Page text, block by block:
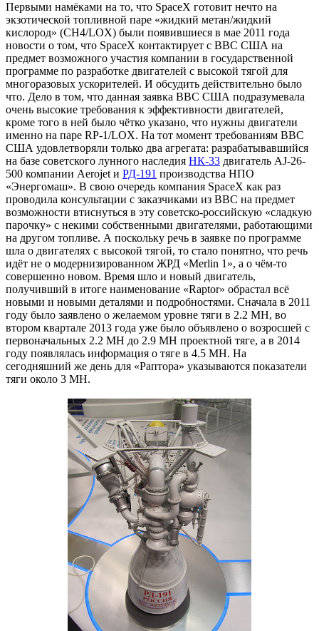
Первыми намёками на то, что SpaceX готовит нечто на
экзотической топливной паре «жидкий метан/жидкий
кислород» (CH4/LOX) были появившиеся в мае 2011 года
новости о том, что SpaceX контактирует с ВВС США на
предмет возможного участия компании в государственной
программе по разработке двигателей с высокой тягой для
многоразовых ускорителей. И обсудить действительно было
что. Дело в том, что данная заявка ВВС США подразумевала
очень высокие требования к эффективности двигателей,
кроме того в ней было чётко указано, что нужны двигатели
именно на паре RP-1/LOX. На тот момент требованиям ВВС
США удовлетворяли только два агрегата: разрабатывавшийся
на базе советского лунного наследия НК-33 двигатель AJ-26-
500 компании Aerojet и РД-191 производства НПО
«Энергомаш». В свою очередь компания SpaceX как раз
проводила консультации с заказчиками из ВВС на предмет
возможности втиснуться в эту советско-российскую «сладкую
парочку» с некими собственными двигателями, работающими
на другом топливе. А поскольку речь в заявке по программе
шла о двигателях с высокой тягой, то стало понятно, что речь
идёт не о модернизированном ЖРД «Merlin 1», а о чём-то
совершенно новом. Время шло и новый двигатель,
получивший в итоге наименование «Raptor» обрастал всё
новыми и новыми деталями и подробностями. Сначала в 2011
году было заявлено о желаемом уровне тяги в 2.2 МН, во
втором квартале 2013 года уже было объявлено о возросшей с
первоначальных 2.2 МН до 2.9 МН проектной тяге, а в 2014
году появлялась информация о тяге в 4.5 МН. На
сегодняшний же день для «Раптора» указываются показатели
тяги около 3 МН.